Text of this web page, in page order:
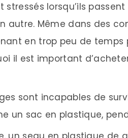
stressés lorsqu’ils
autre. Même dans des
en trop peu de temps
il est important
sont incapables de
un sac en plastique,